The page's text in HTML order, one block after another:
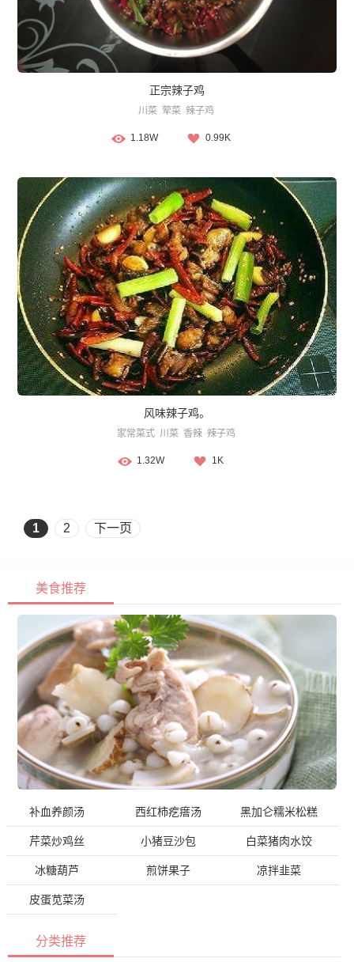
正宗辣子鸡
川菜 荤菜 辣子鸡
1.18W 0.99K
风味辣子鸡。
家常菜式 川菜 香辣 辣子鸡
1.32W 1K
1 2 下一页
美食推荐
补血养颜汤 西红柿疙瘩汤 黑加仑糯米松糕
芹菜炒鸡丝 小猪豆沙包 白菜猪肉水饺
冰糖葫芦 煎饼果子 凉拌韭菜
皮蛋苋菜汤
分类推荐